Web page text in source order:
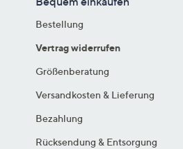
Bestellung
Vertrag widerrufen
Größenberatung
Versandkosten & Lieferung
Bezahlung
Rücksendung & Entsorgung